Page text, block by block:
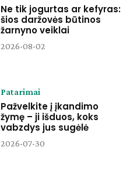
Ne tik jogurtas ar kefyras:
šios daržovės būtinos
žarnyno veiklai
2026-08-02
Patarimai
Pažvelkite į įkandimo
žymę – ji išduos, koks
vabzdys jus sugėlė
2026-07-30